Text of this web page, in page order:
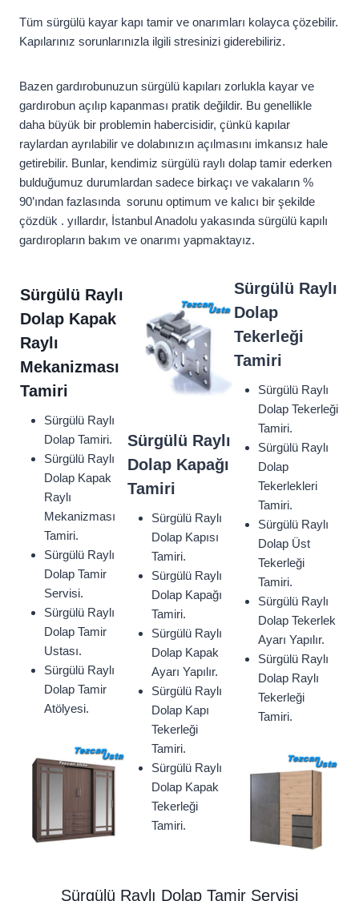
Tüm sürgülü kayar kapı tamir ve onarımları kolayca çözebilir.
Kapılarınız sorunlarınızla ilgili stresinizi giderebiliriz.
Bazen gardırobunuzun sürgülü kapıları zorlukla kayar ve
gardırobun açılıp kapanması pratik değildir. Bu genellikle
daha büyük bir problemin habercisidir, çünkü kapılar
raylardan ayrılabilir ve dolabınızın açılmasını imkansız hale
getirebilir. Bunlar, kendimiz sürgülü raylı dolap tamir ederken
bulduğumuz durumlardan sadece birkaçı ve vakaların %
90’ından fazlasında sorunu optimum ve kalıcı bir şekilde
çözdük . yıllardır, İstanbul Anadolu yakasında sürgülü kapılı
gardıropların bakım ve onarımı yapmaktayız.
Sürgülü Raylı
Dolap Kapak
Raylı
Mekanizması
Tamiri
Sürgülü Raylı
Dolap Tamiri.
Sürgülü Raylı
Dolap Kapak
Raylı
Mekanizması
Tamiri.
Sürgülü Raylı
Dolap Tamir
Servisi.
Sürgülü Raylı
Dolap Tamir
Ustası.
Sürgülü Raylı
Dolap Tamir
Atölyesi.
Sürgülü Raylı
Dolap Kapağı
Tamiri
Sürgülü Raylı
Dolap Kapısı
Tamiri.
Sürgülü Raylı
Dolap Kapağı
Tamiri.
Sürgülü Raylı
Dolap Kapak
Ayarı Yapılır.
Sürgülü Raylı
Dolap Kapı
Tekerleği
Tamiri.
Sürgülü Raylı
Dolap Kapak
Tekerleği
Tamiri.
Sürgülü Raylı
Dolap
Tekerleği
Tamiri
Sürgülü Raylı
Dolap Tekerleği
Tamiri.
Sürgülü Raylı
Dolap
Tekerlekleri
Tamiri.
Sürgülü Raylı
Dolap Üst
Tekerleği
Tamiri.
Sürgülü Raylı
Dolap Tekerlek
Ayarı Yapılır.
Sürgülü Raylı
Dolap Raylı
Tekerleği
Tamiri.
Sürgülü Raylı Dolap Tamir Servisi